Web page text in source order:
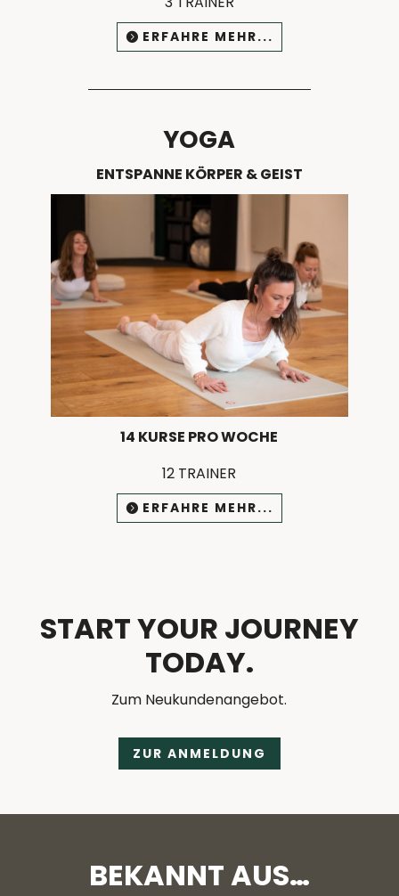
ERFAHRE MEHR...
YOGA
ENTSPANNE KÖRPER & GEIST
14 KURSE PRO WOCHE
12 TRAINER
ERFAHRE MEHR...
START YOUR JOURNEY
TODAY.
Zum Neukundenangebot.
ZUR ANMELDUNG
BEKANNT AUS…